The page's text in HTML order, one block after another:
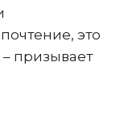
это
призывает